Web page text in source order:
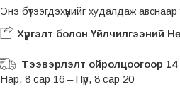
Энэ бүтээгдэхүүнийг худалдаж
Хүргэлт болон Үйлчилгээний
Тээвэрлэлт ойролцоогоор
Нар, 8 сар 16 – Пүр, 8 сар 20